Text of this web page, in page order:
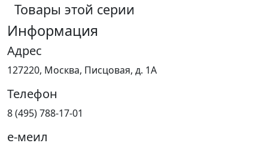
Товары этой серии
Информация
Адрес
127220, Москва, Писцовая, д. 1А
Телефон
8 (495) 788-17-01
е-меил